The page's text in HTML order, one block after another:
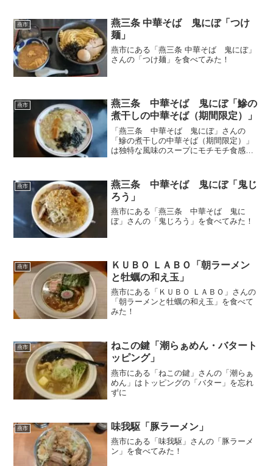
燕市
燕三条 中華そば 鬼にぼ「つけ
麺」
燕市にある「燕三条 中華そば 鬼にぼ」
さんの「つけ麺」を食べてみた！
燕市
燕三条 中華そば 鬼にぼ「鰺の
煮干しの中華そば（期間限定）」
「燕三条 中華そば 鬼にぼ」さんの
「鰺の煮干しの中華そば（期間限定）」
は独特な風味のスープにモチモチ食感の
燕市
燕三条 中華そば 鬼にぼ「鬼じ
ろう」
燕市にある「燕三条 中華そば 鬼に
ぼ」さんの「鬼じろう」を食べてみた！
燕市
ＫＵＢＯ ＬＡＢＯ「朝ラーメン
と牡蠣の和え玉」
燕市にある「ＫＵＢＯ ＬＡＢＯ」さんの
「朝ラーメンと牡蠣の和え玉」を食べて
みた！
燕市
ねこの鍵「潮らぁめん・バタート
ッピング」
燕市にある「ねこの鍵」さんの「潮らぁ
めん」はトッピングの「バター」を忘れ
ずに
燕市 味我駆「豚ラーメン」
燕市にある「味我駆」さんの「豚ラーメ
ン」を食べてみた！